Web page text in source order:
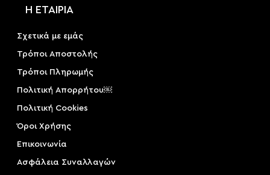
Η ΕΤΑΙΡΙΑ
Σχετικά με εμάς
Τρόποι Αποστολής
Τρόποι Πληρωμής
Πολιτική Απορρήτου￼
Πολιτική Cookies
Όροι Χρήσης
Επικοινωνία
Ασφάλεια Συναλλαγών